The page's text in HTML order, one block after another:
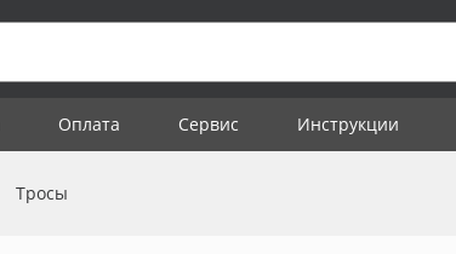
Оплата Сервис Инструкции
Тросы